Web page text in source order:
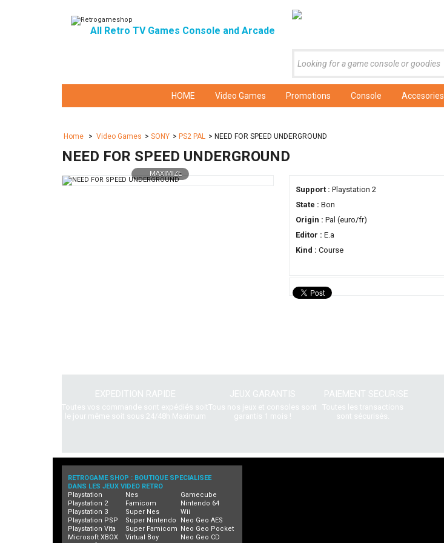
All Retro TV Games Console and Arcade
HOME Video Games Promotions Console Accesories
Home > Video Games > SONY > PS2 PAL > NEED FOR SPEED UNDERGROUND
NEED FOR SPEED UNDERGROUND
MAXIMIZE
Support : Playstation 2
State : Bon
Origin : Pal (euro/fr)
Editor : E.a
Kind : Course
EXPEDITION RAPIDE
Toutes vos commande sont expédiés soit
le jour même soit sous 24/48h Maximum
JEUX GARANTIS
Tous nos jeux et consoles sont
garantis 1 mois !
PAIEMENT SECURISE
Toutes les transactions
sont sécurisés.
RETROGAME SHOP : BOUTIQUE SPECIALISEE
DANS LES JEUX VIDEO RETRO
Playstation
Playstation 2
Playstation 3
Playstation PSP
Playstation Vita
Microsoft XBOX
Nes
Famicom
Super Nes
Super Nintendo
Super Famicom
Virtual Boy
Gamecube
Nintendo 64
Wii
Neo Geo AES
Neo Geo Pocket
Neo Geo CD